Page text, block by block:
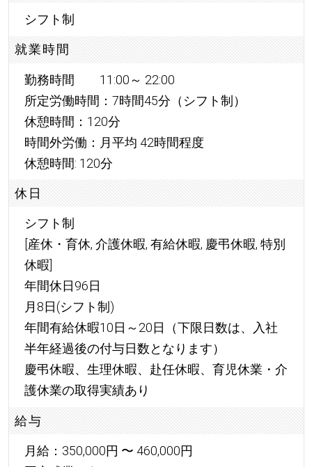
シフト制
就業時間
勤務時間 11:00～ 22:00
所定労働時間：7時間45分（シフト制）
休憩時間：120分
時間外労働：月平均 42時間程度
休憩時間: 120分
休日
シフト制
[産休・育休, 介護休暇, 有給休暇, 慶弔休暇, 特別
休暇]
年間休日96日
月8日(シフト制)
年間有給休暇10日～20日（下限日数は、入社
半年経過後の付与日数となります）
慶弔休暇、生理休暇、赴任休暇、育児休業・介
護休業の取得実績あり
給与
月給：350,000円 〜 460,000円